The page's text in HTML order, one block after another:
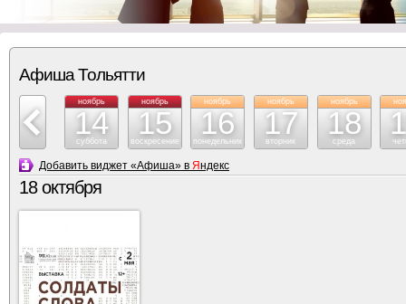
Афиша Тольятти
13
ноябрь
14
суббота
ноябрь
15
воскресение
ноябрь
16
понедельник
ноябрь
17
вторник
ноябрь
18
среда
Добавить виджет «Афиша» в Яндекс
18 октября